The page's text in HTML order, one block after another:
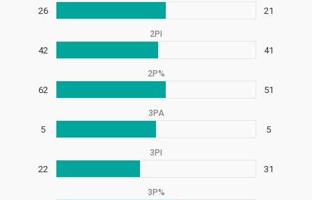
26 21
2PI
42 41
2P%
62 51
3PA
5 5
3PI
22 31
3P%